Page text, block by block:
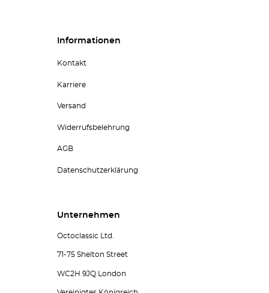
Informationen
Kontakt
Karriere
Versand
Widerrufsbelehrung
AGB
Datenschutzerklärung
Unternehmen
Octoclassic Ltd.
71-75 Shelton Street
WC2H 9JQ London